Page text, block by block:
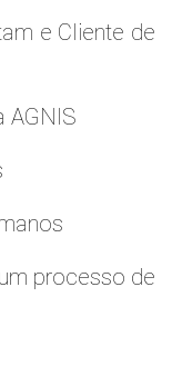
e Cliente de
AGNIS
processo de